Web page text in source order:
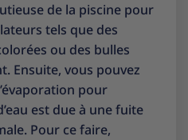
de la piscine pour
tels que des
ou des bulles
Ensuite, vous pouvez
pour
est due à une fuite
Pour ce faire,